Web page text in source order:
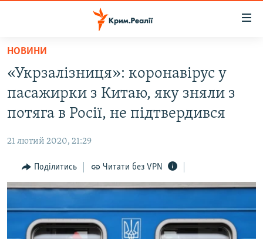
Перейти
основного
матеріалу
до
основної
Перейти
до
пошуку
ВОДА.КРИМ
ВІДЕО ТА ФОТО
БЛОГИ
ПОГЛЯД
ІНТЕРВ'Ю
ВСЕ ЗА ДЕНЬ
СПЕЦПРОЕКТИ
НОВИНИ
«Укрзалізниця»: коронавірус у
пасажирки з Китаю, яку зняли з
потяга в Росії, не підтвердився
21 лютий 2020, 21:29
Поділитись Читати без VPN